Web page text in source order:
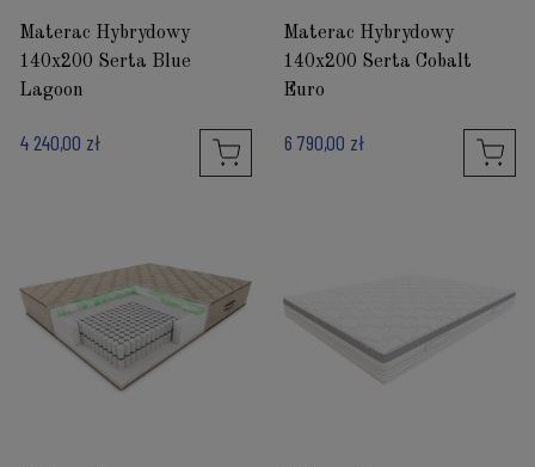
Materac Hybrydowy
140x200 Serta Blue
Lagoon
4 240,00 zł
Materac Hybrydowy
140x200 Serta Cobalt
Euro
6 790,00 zł